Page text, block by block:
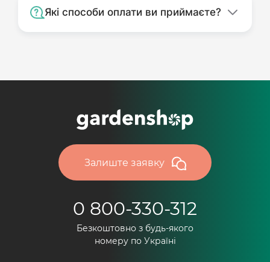
Які способи оплати ви приймаєте?
Залиште заявку
0 800-330-312
Безкоштовно з будь-якого
номеру по Україні